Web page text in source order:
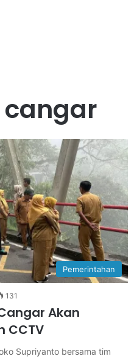
Pemerintahan
131
Akan
CCTV
Supriyanto bersama tim